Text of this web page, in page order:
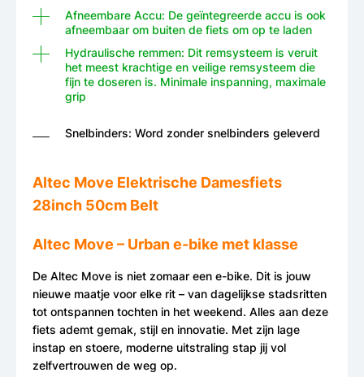
Afneembare Accu: De geïntegreerde accu is ook
afneembaar om buiten de fiets om op te laden
Hydraulische remmen: Dit remsysteem is veruit
het meest krachtige en veilige remsysteem die
fijn te doseren is. Minimale inspanning, maximale
grip
Snelbinders: Word zonder snelbinders geleverd
Altec Move Elektrische Damesfiets
28inch 50cm Belt
Altec Move – Urban e-bike met klasse
De Altec Move is niet zomaar een e-bike. Dit is jouw
nieuwe maatje voor elke rit – van dagelijkse stadsritten
tot ontspannen tochten in het weekend. Alles aan deze
fiets ademt gemak, stijl en innovatie. Met zijn lage
instap en stoere, moderne uitstraling stap jij vol
zelfvertrouwen de weg op.